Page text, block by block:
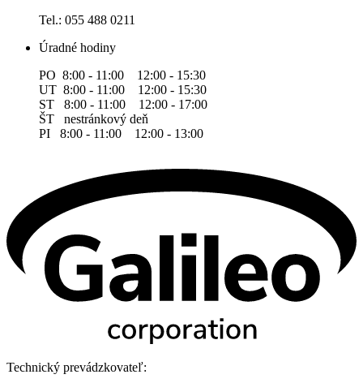
Tel.: 055 488 0211
Úradné hodiny
PO 8:00 - 11:00 12:00 - 15:30
UT 8:00 - 11:00 12:00 - 15:30
ST 8:00 - 11:00 12:00 - 17:00
ŠT nestránkový deň
PI 8:00 - 11:00 12:00 - 13:00
Technický prevádzkovateľ: